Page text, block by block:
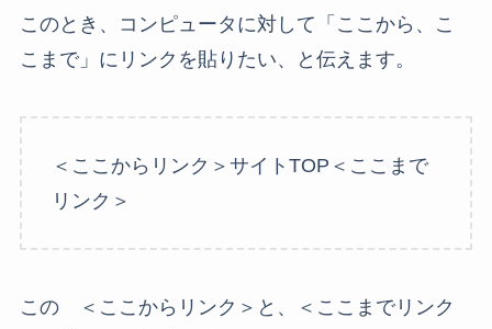
このとき、コンピュータに対して「ここから、こ
こまで」にリンクを貼りたい、と伝えます。
＜ここからリンク＞サイトTOP＜ここまで
リンク＞
この ＜ここからリンク＞と、＜ここまでリンク